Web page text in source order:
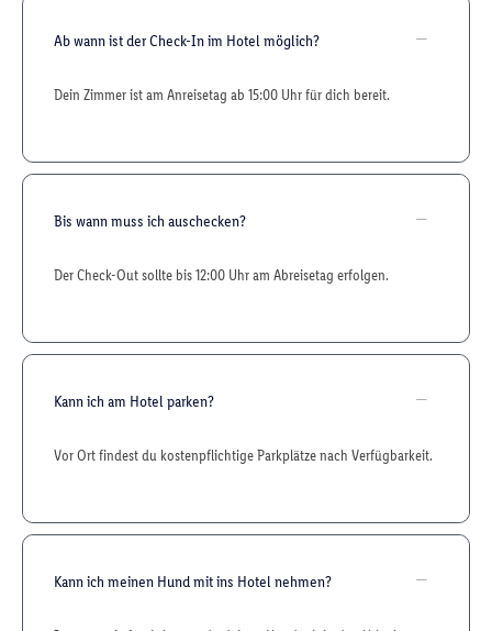
Ab wann ist der Check-In im Hotel möglich?
Dein Zimmer ist am Anreisetag ab 15:00 Uhr für dich bereit.
Bis wann muss ich auschecken?
Der Check-Out sollte bis 12:00 Uhr am Abreisetag erfolgen.
Kann ich am Hotel parken?
Vor Ort findest du kostenpflichtige Parkplätze nach Verfügbarkeit.
Kann ich meinen Hund mit ins Hotel nehmen?